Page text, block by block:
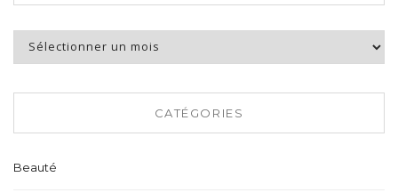
Archives
CATÉGORIES
Beauté